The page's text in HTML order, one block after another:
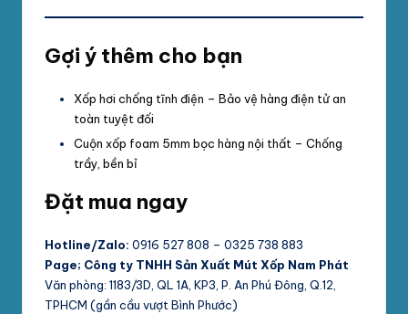
Gợi ý thêm cho bạn
Xốp hơi chống tĩnh điện – Bảo vệ hàng điện tử an
toàn tuyệt đối
Cuộn xốp foam 5mm bọc hàng nội thất – Chống
trầy, bền bỉ
Đặt mua ngay
Hotline/Zalo: 0916 527 808 – 0325 738 883
Page; Công ty TNHH Sản Xuất Mút Xốp Nam Phát
Văn phòng: 1183/3D, QL 1A, KP3, P. An Phú Đông, Q.12,
TPHCM (gần cầu vượt Bình Phước)